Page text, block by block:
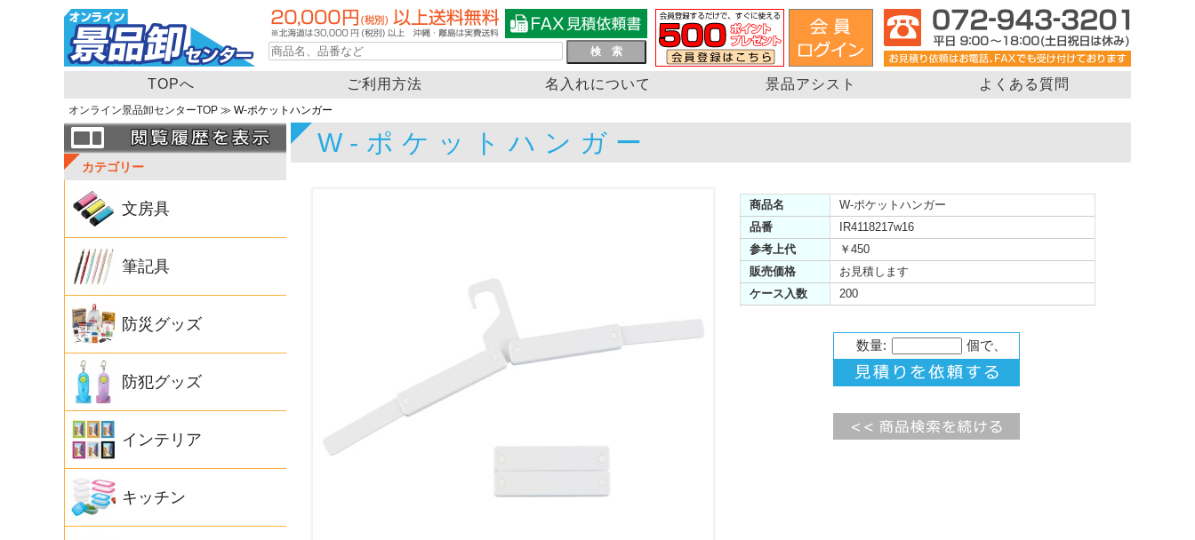
TOPへ ご利用方法 名入れについて 景品アシスト よくある質問
オンライン景品卸センターTOP ≫ W-ポケットハンガー
カテゴリー
文房具
筆記具
防災グッズ
防犯グッズ
インテリア
キッチン
W-ポケットハンガー
商品名
W-ポケットハンガー
品番
IR4118217w16
参考上代
￥450
販売価格
お見積します
ケース入数
200
数量: 個で、